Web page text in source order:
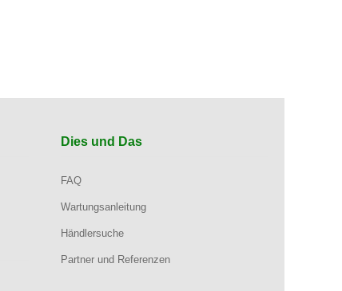
Dies und Das
FAQ
Wartungsanleitung
Händlersuche
Partner und Referenzen